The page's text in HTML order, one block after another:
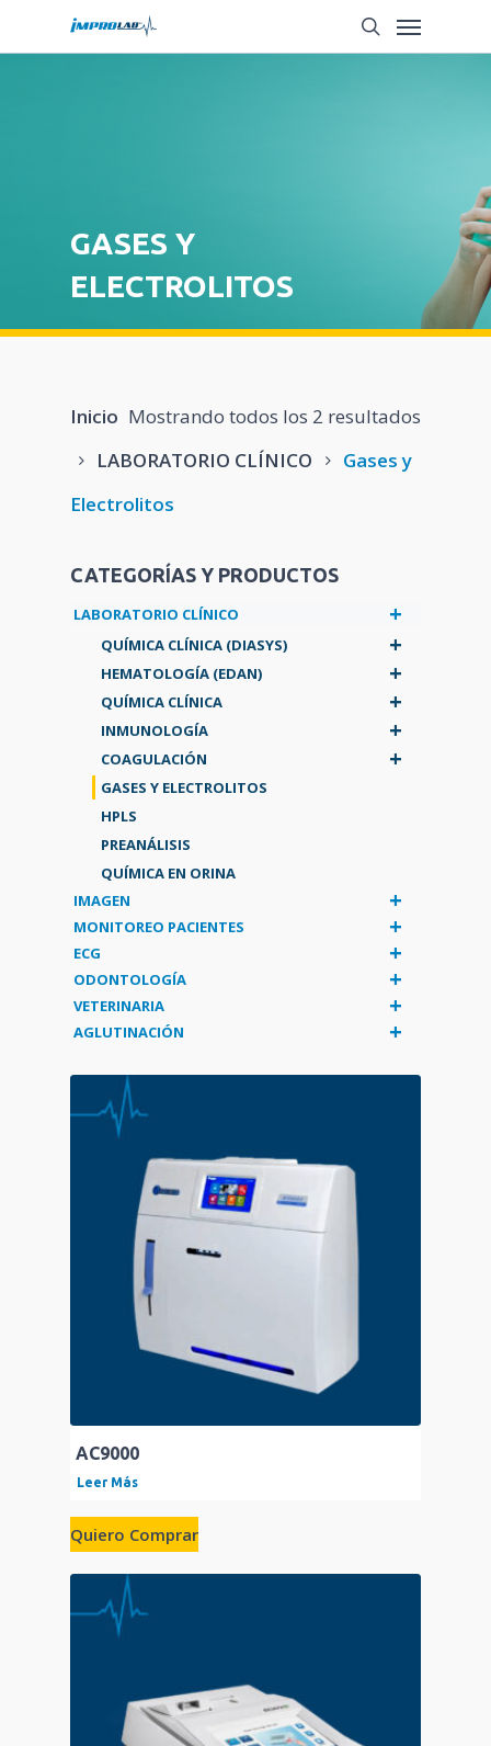
contenido
búsqueda
Menú
GASES Y
ELECTROLITOS
Mostrando todos los 2 resultados
Inicio
LABORATORIO CLÍNICO
Gases y
Electrolitos
CATEGORÍAS Y PRODUCTOS
+
LABORATORIO CLÍNICO
+
QUÍMICA CLÍNICA (DIASYS)
+
HEMATOLOGÍA (EDAN)
+
QUÍMICA CLÍNICA
+
INMUNOLOGÍA
+
COAGULACIÓN
GASES Y ELECTROLITOS
HPLS
PREANÁLISIS
QUÍMICA EN ORINA
+
IMAGEN
+
MONITOREO PACIENTES
+
ECG
+
ODONTOLOGÍA
+
VETERINARIA
+
AGLUTINACIÓN
AC9000
Leer Más
Quiero Comprar